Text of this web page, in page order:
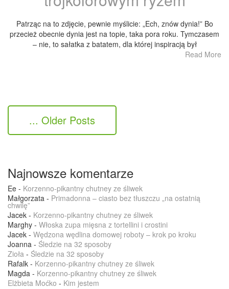
Patrząc na to zdjęcie, pewnie myślicie: „Ech, znów dynia!” Bo
przecież obecnie dynia jest na topie, taka pora roku. Tymczasem
– nie, to sałatka z batatem, dla której inspiracją był
Read More
... Older Posts
Najnowsze komentarze
Ee - Korzenno-pikantny chutney ze śliwek
Małgorzata - Primadonna – ciasto bez tłuszczu „na ostatnią
chwilę”
Jacek - Korzenno-pikantny chutney ze śliwek
Marghy - Włoska zupa mięsna z tortellini i crostini
Jacek - Wędzona wędlina domowej roboty – krok po kroku
Joanna - Śledzie na 32 sposoby
Zioła - Śledzie na 32 sposoby
Rafalk - Korzenno-pikantny chutney ze śliwek
Magda - Korzenno-pikantny chutney ze śliwek
Elżbieta Moćko - Kim jestem